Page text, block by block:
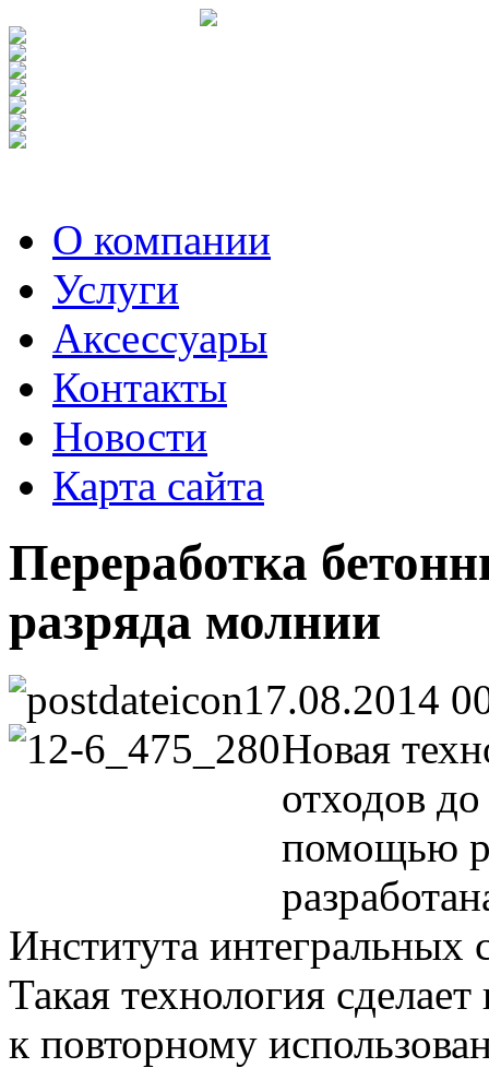
О компании
Услуги
Аксесcуары
Контакты
Новости
Карта сайта
Переработка
разряда молнии
17.08.2014
Новая
отходов
помощью
Института интегральных
Такая технология
к повторному